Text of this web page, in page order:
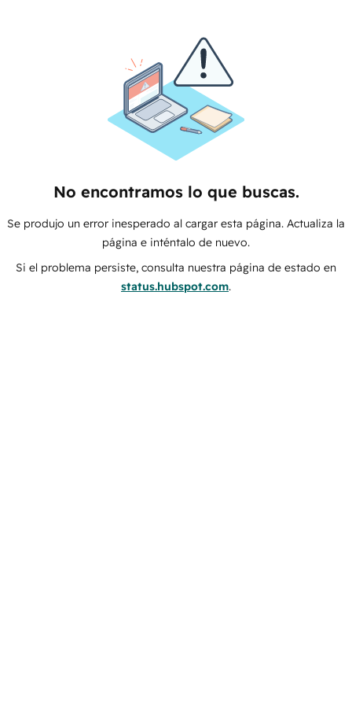
No encontramos lo que buscas.
Se produjo un error inesperado al cargar esta página. Actualiza la
página e inténtalo de nuevo.
Si el problema persiste, consulta nuestra página de estado en
status.hubspot.com.